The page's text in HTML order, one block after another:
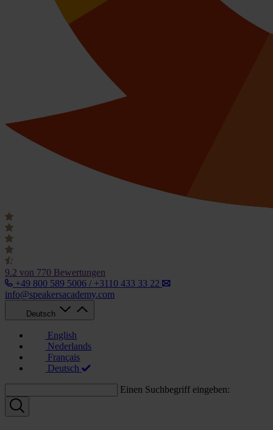
9.2 von 770 Bewertungen
+49 800 589 5006 / +3110 433 33 22
info@speakersacademy.com
Deutsch
English
Nederlands
Français
Deutsch
Einen Suchbegriff eingeben: